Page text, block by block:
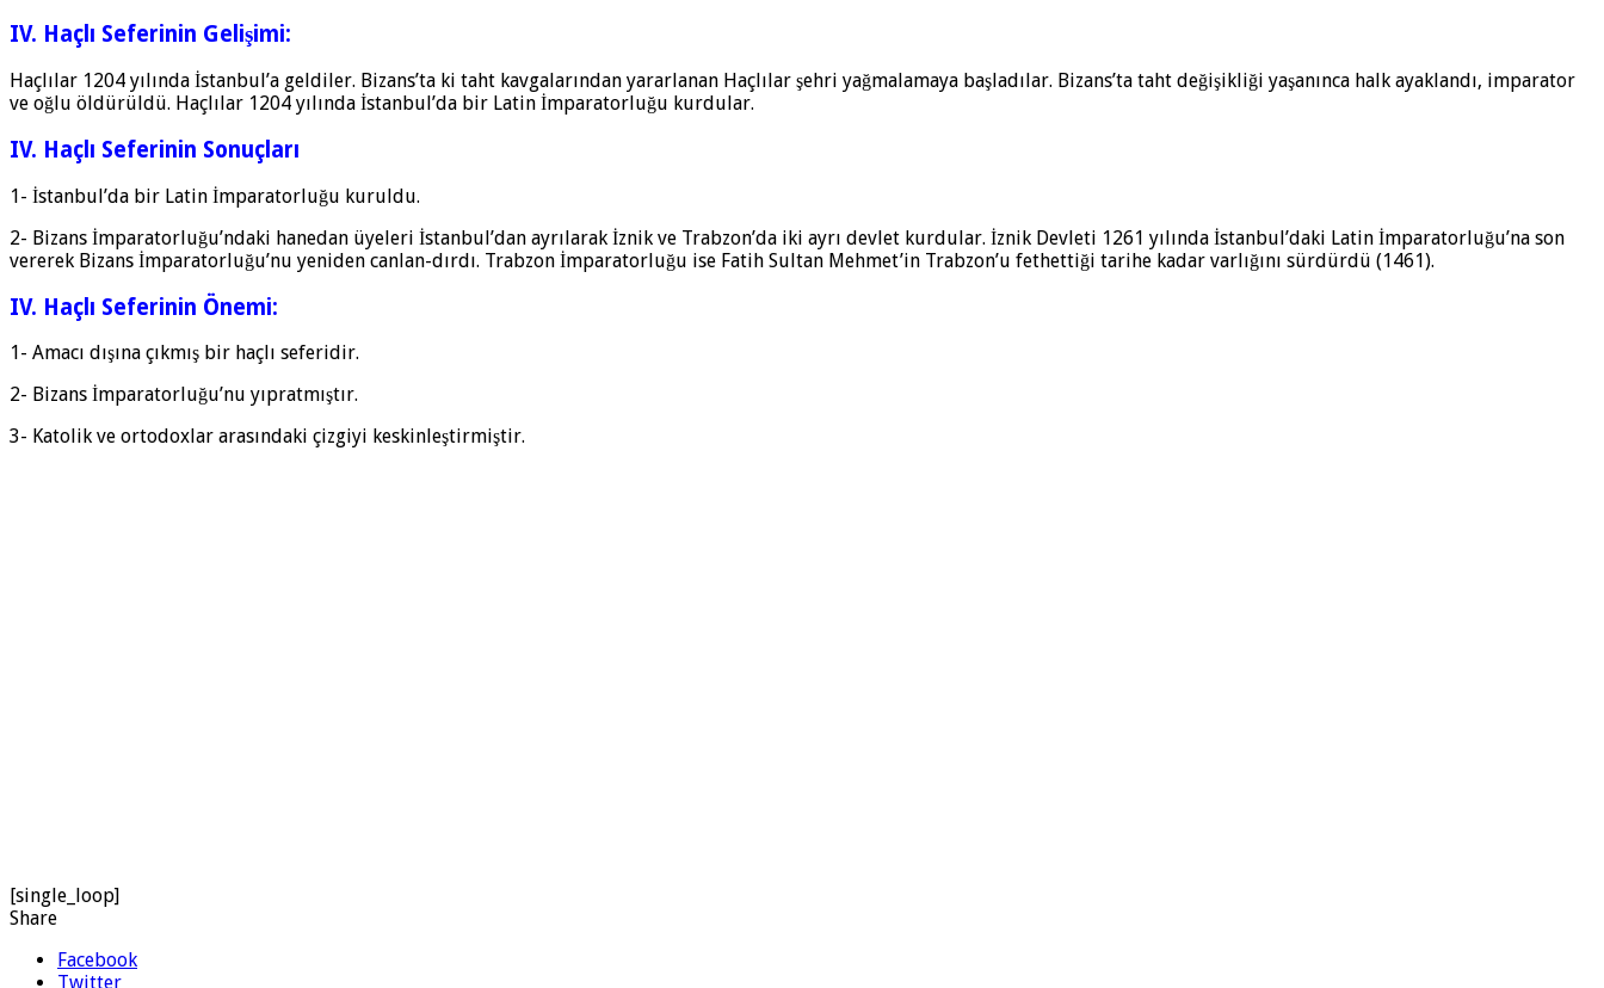
IV. Haçlı Seferinin Gelişimi:
Haçlılar 1204 yılında İstanbul’a geldiler. Bizans’ta ki taht kavgalarından yararlanan Haçlılar şehri yağmalamaya başladılar. Bizans’ta taht değişikliği yaşanınca halk ayaklandı, imparator
ve oğlu öldürüldü. Haçlılar 1204 yılında İstanbul’da bir Latin İmparatorluğu kurdular.
IV. Haçlı Seferinin Sonuçları
1- İstanbul’da bir Latin İmparatorluğu kuruldu.
2- Bizans İmparatorluğu’ndaki hanedan üyeleri İstanbul’dan ayrılarak İznik ve Trabzon’da iki ayrı devlet kurdular. İznik Devleti 1261 yılında İstanbul’daki Latin İmparatorluğu’na son
vererek Bizans İmparatorluğu’nu yeniden canlan-dırdı. Trabzon İmparatorluğu ise Fatih Sultan Mehmet’in Trabzon’u fethettiği tarihe kadar varlığını sürdürdü (1461).
IV. Haçlı Seferinin Önemi:
1- Amacı dışına çıkmış bir haçlı seferidir.
2- Bizans İmparatorluğu’nu yıpratmıştır.
3- Katolik ve ortodoxlar arasındaki çizgiyi keskinleştirmiştir.
[single_loop]
Share
Facebook
Twitter